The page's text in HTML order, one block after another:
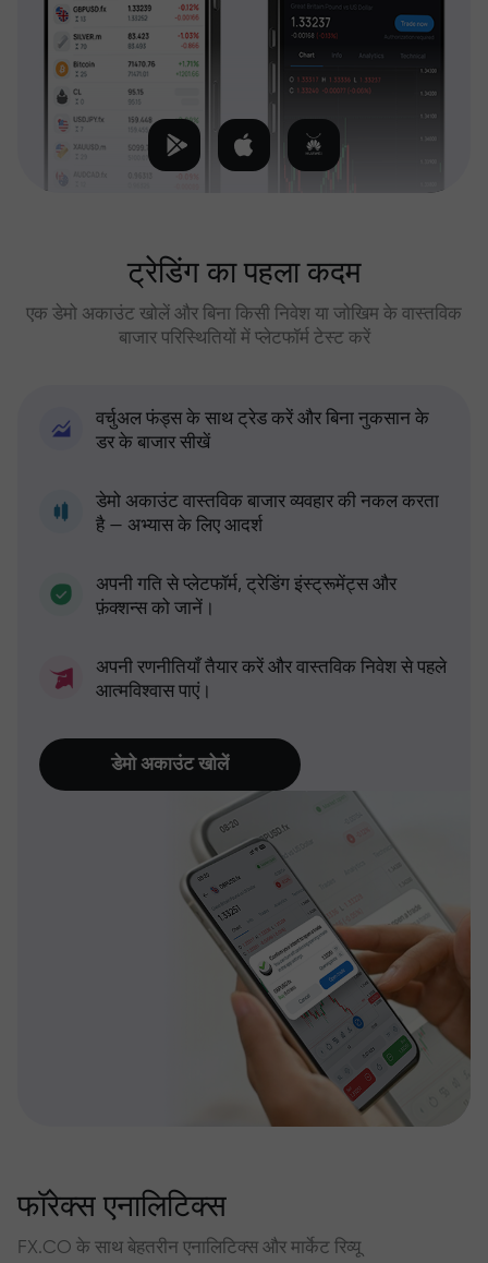
ट्रेडिंग का पहला कदम
एक डेमो अकाउंट खोलें और बिना किसी निवेश या जोखिम के वास्तविक
बाजार परिस्थितियों में प्लेटफॉर्म टेस्ट करें
वर्चुअल फंड्स के साथ ट्रेड करें और बिना नुकसान के
डर के बाजार सीखें
डेमो अकाउंट वास्तविक बाजार व्यवहार की नकल करता
है — अभ्यास के लिए आदर्श
अपनी गति से प्लेटफॉर्म, ट्रेडिंग इंस्ट्रूमेंट्स और
फ़ंक्शन्स को जानें।
अपनी रणनीतियाँ तैयार करें और वास्तविक निवेश से पहले
आत्मविश्वास पाएं।
डेमो अकाउंट खोलें
फॉरेक्स एनालिटिक्स
FX.CO के साथ बेहतरीन एनालिटिक्स और मार्केट रिव्यू